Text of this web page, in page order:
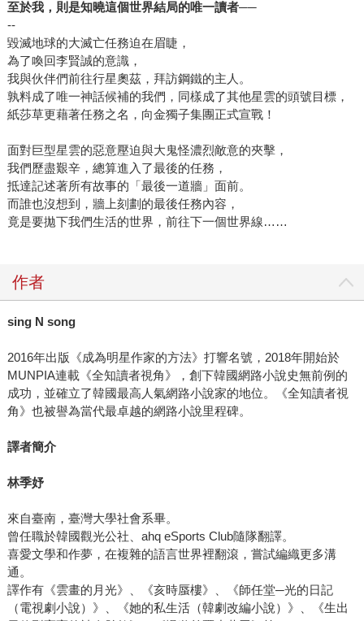
至於我，則是知曉這個世界結局的唯一讀者──
--
毀滅地球的大滅亡任務迫在眉睫，
為了喚回李賢誠的意識，
我與伙伴們前往行星奧茲，拜訪鋼鐵的主人。
孰料成了唯一神話候補的我們，同樣成了其他星雲的頭號目標，
紙莎草更藉著任務之名，向金獨子集團正式宣戰！
面對巨型星雲的惡意壓迫與大鬼怪濃烈敵意的夾擊，
我們歷盡艱辛，總算進入了最後的任務，
抵達記述著所有故事的「最後一道牆」面前。
而誰也沒想到，牆上刻劃的最後任務內容，
竟是要拋下我們生活的世界，前往下一個世界線……
作者
sing N song
2016年出版《成為明星作家的方法》打響名號，2018年開始於
MUNPIA連載《全知讀者視角》，創下韓國網路小說史無前例的
成功，並確立了韓國最高人氣網路小說家的地位。《全知讀者視
角》也被譽為當代最卓越的網路小說里程碑。
譯者簡介
林季妤
來自臺南，臺灣大學社會系畢。
曾任職於韓國觀光公社、ahq eSports Club隨隊翻譯。
喜愛文學和作夢，在複雜的語言世界裡翻滾，嘗試編織更多溝
通。
譯作有《雲畫的月光》、《亥時蜃樓》、《師任堂─光的日記
（電視劇小說）》、《她的私生活（韓劇改編小說）》、《生出